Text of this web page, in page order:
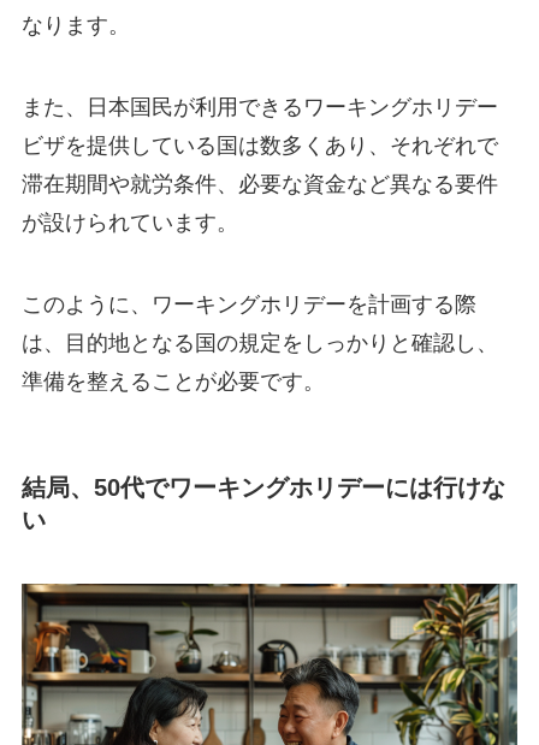
なります。
また、日本国民が利用できるワーキングホリデー
ビザを提供している国は数多くあり、それぞれで
滞在期間や就労条件、必要な資金など異なる要件
が設けられています。
このように、ワーキングホリデーを計画する際
は、目的地となる国の規定をしっかりと確認し、
準備を整えることが必要です。
結局、50代でワーキングホリデーには行けな
い